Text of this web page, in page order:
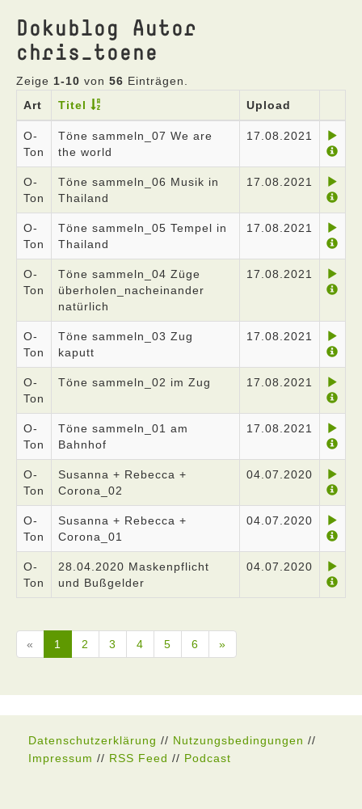
Dokublog Autor
chris_toene
Zeige 1-10 von 56 Einträgen.
Art
Titel Upload
O-
Ton
Töne sammeln_07 We are
the world
17.08.2021
O-
Ton
Töne sammeln_06 Musik in
Thailand
17.08.2021
O-
Ton
Töne sammeln_05 Tempel in
Thailand
17.08.2021
O-
Ton
Töne sammeln_04 Züge
überholen_nacheinander
natürlich
17.08.2021
O-
Ton
Töne sammeln_03 Zug
kaputt
17.08.2021
O-
Ton
Töne sammeln_02 im Zug 17.08.2021
O-
Ton
Töne sammeln_01 am
Bahnhof
17.08.2021
O-
Ton
Susanna + Rebecca +
Corona_02
04.07.2020
O-
Ton
Susanna + Rebecca +
Corona_01
04.07.2020
O-
Ton
28.04.2020 Maskenpflicht
und Bußgelder
04.07.2020
« 1 2 3 4 5 6 »
Datenschutzerklärung // Nutzungsbedingungen //
Impressum // RSS Feed // Podcast